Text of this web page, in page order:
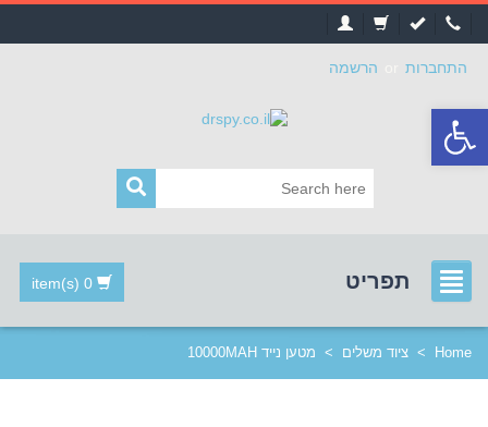
התחברות הרשמה
תפריט 0 item(s)
Home
> ציוד משלים > מטען נייד 10000MAH
סרגל
נגישות